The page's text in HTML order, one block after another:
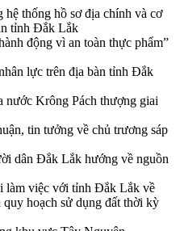
thống hồ sơ địa chính và cơ
tỉnh Đắk Lắk
động vì an toàn thực phẩm”
lực trên địa bàn tỉnh Đắk
nước Krông Pách thượng giai
tin tưởng về chủ trương sáp
dân Đắk Lắk hướng về nguồn
làm việc với tỉnh Đắk Lắk về
hoạch sử dụng đất thời kỳ